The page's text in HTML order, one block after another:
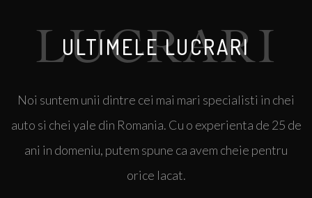
multiplicare chei auto
Deblocari incuietori auto, Clonare chei auto,
Suntem unii dintre principalii distribuitori din Romania
de chei auto, chei cu cip auto, telecomande auto, chei
dispozitie si tehnica necesara pentru deblocare si
clonare chei auto. Consultaticatalogul
ULTIMELE LUCRARI
Noi suntem unii dintre cei mai mari specialisti in chei
auto si chei yale din Romania. Cu o experienta de 25 de
ani in domeniu, putem spune ca avem cheie pentru
orice lacat.